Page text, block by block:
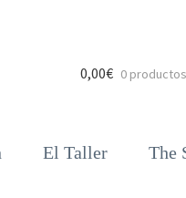
0,00€ 0 productos
El Taller The